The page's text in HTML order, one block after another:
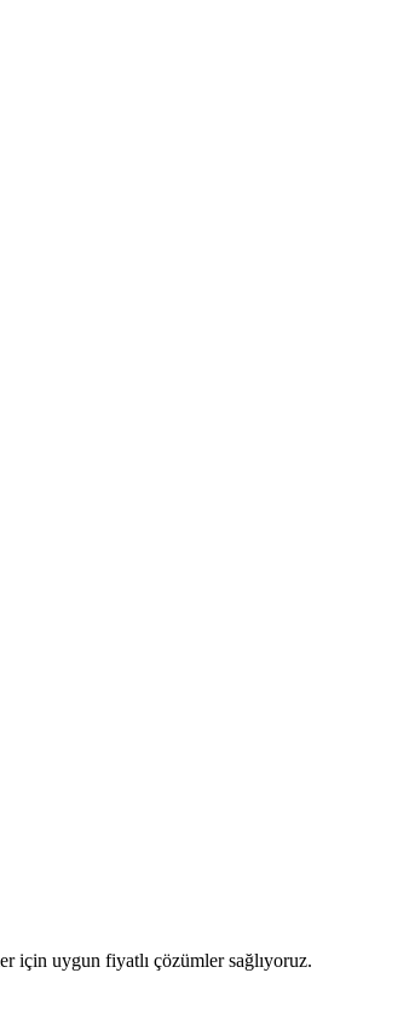
için uygun fiyatlı çözümler sağlıyoruz.